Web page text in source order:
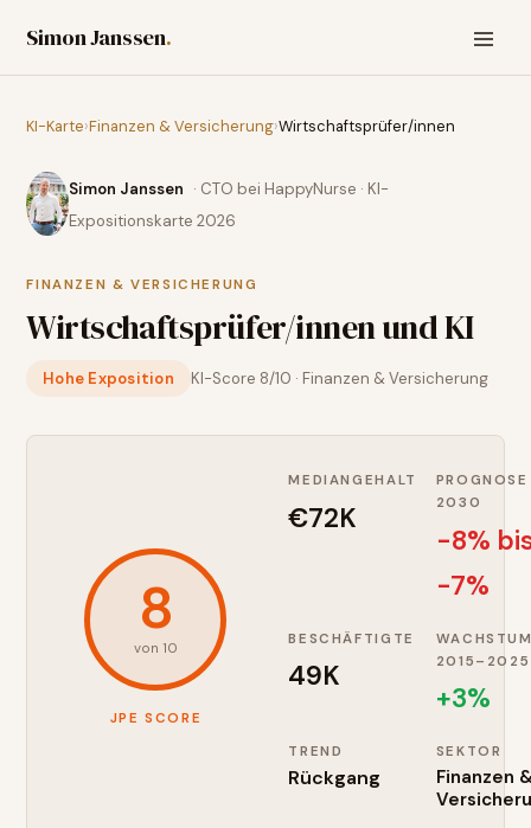
Simon Janssen.
KI-Karte›Finanzen & Versicherung›Wirtschaftsprüfer/innen
Simon Janssen · CTO bei HappyNurse · KI-
Expositionskarte 2026
FINANZEN & VERSICHERUNG
Wirtschaftsprüfer/innenund KI
Hohe Exposition KI-Score 8/10 · Finanzen & Versicherung
8
von 10
JPE SCORE
MEDIANGEHALT
€72K
PROGNOSE
2030
-8%
-7%
BESCHÄFTIGTE
49K
2015–2025
+3%
TREND
Rückgang
SEKTOR
Finanzen